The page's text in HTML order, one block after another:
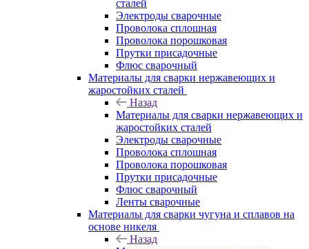
сталей
Электроды сварочные
Проволока сплошная
Проволока порошковая
Прутки присадочные
Флюс сварочный
Материалы для сварки нержавеющих и
жаростойких сталей
Назад
Материалы для сварки нержавеющих и
жаростойких сталей
Электроды сварочные
Проволока сплошная
Проволока порошковая
Прутки присадочные
Флюс сварочный
Ленты сварочные
Материалы для сварки чугуна и сплавов на
основе никеля
Назад